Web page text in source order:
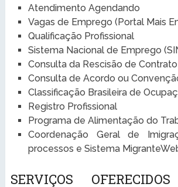
Atendimento Agendando
Vagas de Emprego (Portal Mais
Qualificação Profissional
Sistema Nacional de Emprego
Consulta da Rescisão de
Consulta de Acordo ou
Classificação Brasileira de
Registro Profissional
Programa de Alimentação do
Coordenação Geral de
processos e Sistema
SERVIÇOS